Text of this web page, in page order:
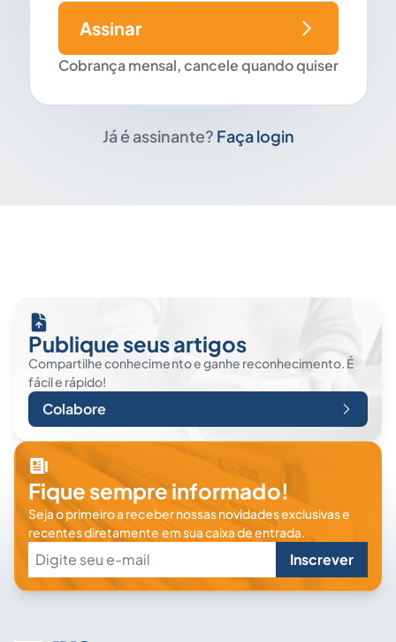
Cobrança mensal, cancele quando quiser
Assinar
Já é assinante? Faça login
Publique seus artigos
Compartilhe conhecimento e ganhe reconhecimento. É
fácil e rápido!
Colabore
Fique sempre informado!
Seja o primeiro a receber nossas novidades exclusivas e
recentes diretamente em sua caixa de entrada.
Inscrever